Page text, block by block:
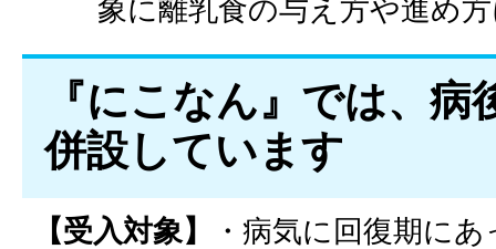
象に離乳食の与え方や進め
『にこなん』では、病
併設しています
【受入対象】
・病気に回復期に